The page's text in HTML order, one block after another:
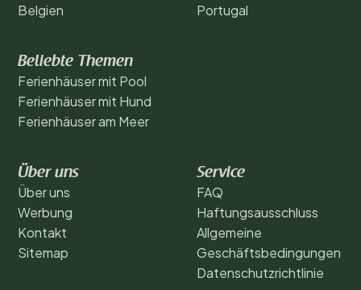
Belgien
Portugal
Beliebte Themen
Ferienhäuser mit Pool
Ferienhäuser mit Hund
Ferienhäuser am Meer
Über uns
Über uns
Werbung
Kontakt
Sitemap
Service
FAQ
Haftungsausschluss
Allgemeine
Geschäftsbedingungen
Datenschutzrichtlinie